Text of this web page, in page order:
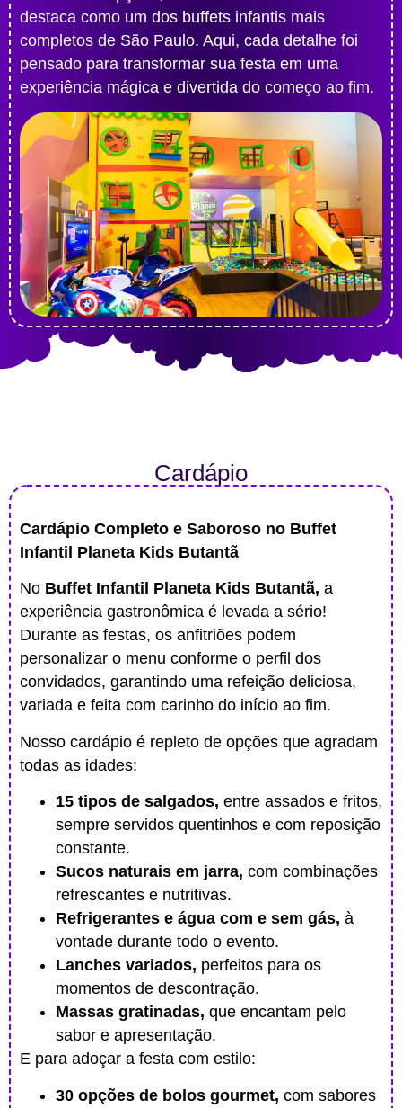
destaca como um dos buffets infantis mais
completos de São Paulo. Aqui, cada detalhe foi
pensado para transformar sua festa em uma
experiência mágica e divertida do começo ao fim.
Cardápio
Cardápio Completo e Saboroso no Buffet
Infantil Planeta Kids Butantã
No Buffet Infantil Planeta Kids Butantã, a
experiência gastronômica é levada a sério!
Durante as festas, os anfitriões podem
personalizar o menu conforme o perfil dos
convidados, garantindo uma refeição deliciosa,
variada e feita com carinho do início ao fim.
Nosso cardápio é repleto de opções que agradam
todas as idades:
15 tipos de salgados, entre assados e fritos,
sempre servidos quentinhos e com reposição
constante.
Sucos naturais em jarra, com combinações
refrescantes e nutritivas.
Refrigerantes e água com e sem gás, à
vontade durante todo o evento.
Lanches variados, perfeitos para os
momentos de descontração.
Massas gratinadas, que encantam pelo
sabor e apresentação.
E para adoçar a festa com estilo:
30 opções de bolos gourmet, com sabores